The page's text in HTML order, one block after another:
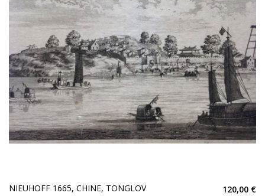
NIEUHOFF 1665, CHINE, TONGLOV 120,00 €